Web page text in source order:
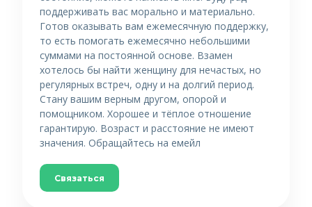
поддерживать вас морально и материально.
Готов оказывать вам ежемесячную поддержку,
то есть помогать ежемесячно небольшими
суммами на постоянной основе. Взамен
хотелось бы найти женщину для нечастых, но
регулярных встреч, одну и на долгий период.
Стану вашим верным другом, опорой и
помощником. Хорошее и тёплое отношение
гарантирую. Возраст и расстояние не имеют
значения. Обращайтесь на емейл
Связаться